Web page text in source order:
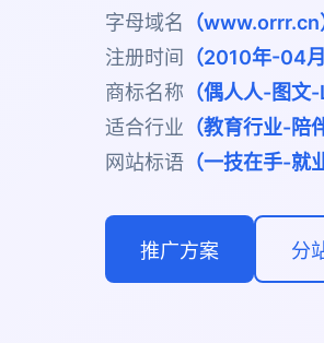
字母域名 （www.orrr.cn
注册时间
（2010年-04
商标名称 （偶人人-图文-
适合行业 （教育行业-陪
网站标语 （一技在手-就
推广方案 分